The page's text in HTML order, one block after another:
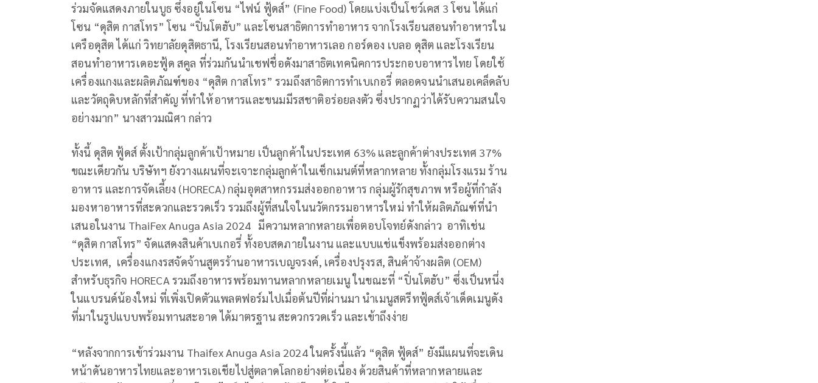
ร่วมจัดแสดงภายในบูธ ซึ่งอยู่ในโซน “ไฟน์ ฟู้ดส์” (Fine Food) โดยแบ่งเป็นโชว์เคส 3 โซน ได้แก่
โซน “ดุสิต กาสโทร” โซน “ปิ่นโตฮับ” และโซนสาธิตการทำอาหาร จากโรงเรียนสอนทำอาหารใน
เครือดุสิต ได้แก่ วิทยาลัยดุสิตธานี, โรงเรียนสอนทำอาหารเลอ กอร์ดอง เบลอ ดุสิต และโรงเรียน
สอนทำอาหารเดอะฟู้ด สคูล ที่ร่วมกันนำเชฟชื่อดังมาสาธิตเทคนิคการประกอบอาหารไทย โดยใช้
เครื่องแกงและผลิตภัณฑ์ของ “ดุสิต กาสโทร” รวมถึงสาธิตการทำเบเกอรี่ ตลอดจนนำเสนอเคล็ดลับ
และวัตถุดิบหลักที่สำคัญ ที่ทำให้อาหารและขนมมีรสชาติอร่อยลงตัว ซึ่งปรากฏว่าได้รับความสนใจ
อย่างมาก” นางสาวมณิศา กล่าว
ทั้งนี้ ดุสิต ฟู้ดส์ ตั้งเป้ากลุ่มลูกค้าเป้าหมาย เป็นลูกค้าในประเทศ 63% และลูกค้าต่างประเทศ 37%
ขณะเดียวกัน บริษัทฯ ยังวางแผนที่จะเจาะกลุ่มลูกค้าในเซ็กเมนต์ที่หลากหลาย ทั้งกลุ่มโรงแรม ร้าน
อาหาร และการจัดเลี้ยง (HORECA) กลุ่มอุตสาหกรรมส่งออกอาหาร กลุ่มผู้รักสุขภาพ หรือผู้ที่กำลัง
มองหาอาหารที่สะดวกและรวดเร็ว รวมถึงผู้ที่สนใจในนวัตกรรมอาหารใหม่ ทำให้ผลิตภัณฑ์ที่นำ
เสนอในงาน ThaiFex Anuga Asia 2024 มีความหลากหลายเพื่อตอบโจทย์ดังกล่าว อาทิเช่น
“ดุสิต กาสโทร” จัดแสดงสินค้าเบเกอรี่ ทั้งอบสดภายในงาน และแบบแช่แข็งพร้อมส่งออกต่าง
ประเทศ, เครื่องแกงรสจัดจ้านสูตรร้านอาหารเบญจรงค์, เครื่องปรุงรส, สินค้าจ้างผลิต (OEM)
สำหรับธุรกิจ HORECA รวมถึงอาหารพร้อมทานหลากหลายเมนู ในขณะที่ “ปิ่นโตฮับ” ซึ่งเป็นหนึ่ง
ในแบรนด์น้องใหม่ ที่เพิ่งเปิดตัวแพลตฟอร์มไปเมื่อต้นปีที่ผ่านมา นำเมนูสตรีทฟู้ดส์เจ้าเด็ดเมนูดัง
ที่มาในรูปแบบพร้อมทานสะอาด ได้มาตรฐาน สะดวกรวดเร็ว และเข้าถึงง่าย
“หลังจากการเข้าร่วมงาน Thaifex Anuga Asia 2024 ในครั้งนี้แล้ว “ดุสิต ฟู้ดส์” ยังมีแผนที่จะเดิน
หน้าดันอาหารไทยและอาหารเอเชียไปสู่ตลาดโลกอย่างต่อเนื่อง ด้วยสินค้าที่หลากหลายและ